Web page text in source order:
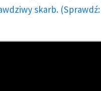
skarb. (Sprawdź: